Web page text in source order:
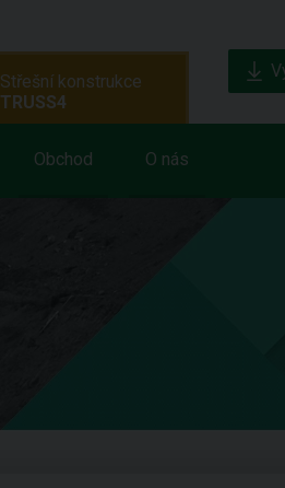
Obchod O nás
Střešní konstrukce
TRUSS4